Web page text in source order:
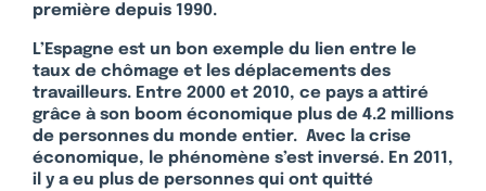
première depuis 1990.
L’Espagne est un bon exemple du lien entre le
taux de chômage et les déplacements des
travailleurs. Entre 2000 et 2010, ce pays a attiré
grâce à son boom économique plus de 4.2 millions
de personnes du monde entier. Avec la crise
économique, le phénomène s’est inversé. En 2011,
il y a eu plus de personnes qui ont quitté